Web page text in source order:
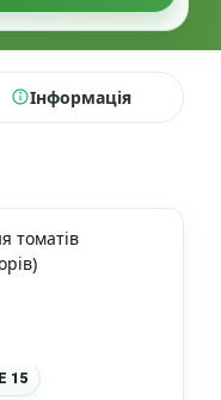
Інформація
томатів
15